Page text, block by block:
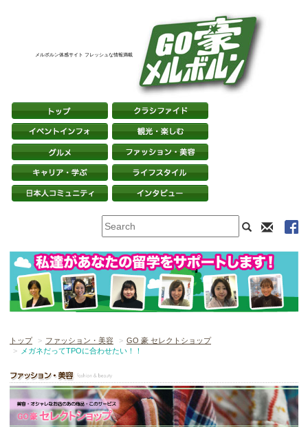
メルボルン体感サイト フレッシュな情報満載
トップ ファッション・美容
GO 豪 セレクトショップ
メガネだってTPOに合わせたい！！